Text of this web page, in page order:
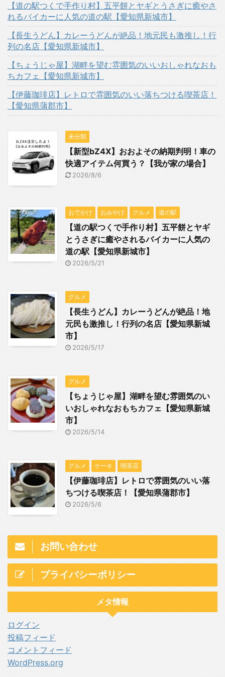
【道の駅つくで手作り村】五平餅とヤギとうさぎに癒やさ
れるバイカーに人気の道の駅【愛知県新城市】
【長生うどん】カレーうどんが絶品！地元民も激推し！行
列の名店【愛知県新城市】
【ちょうじゃ屋】湖畔を望む雰囲気のいいおしゃれなおも
ちカフェ【愛知県新城市】
【伊藤珈琲店】レトロで雰囲気のいい落ちつける喫茶店！
【愛知県蒲郡市】
未分類
【新型bZ4X】おおよその納期判明！車の
快適アイテム何買う？【我が家の場合】
2026/8/6
おでかけ おみやげ グルメ 道の駅
【道の駅つくで手作り村】五平餅とヤギ
とうさぎに癒やされるバイカーに人気の
道の駅【愛知県新城市】
2026/5/21
グルメ
【長生うどん】カレーうどんが絶品！地
元民も激推し！行列の名店【愛知県新城
市】
2026/5/17
グルメ
【ちょうじゃ屋】湖畔を望む雰囲気のい
いおしゃれなおもちカフェ【愛知県新城
市】
2026/5/14
グルメ ケーキ 喫茶店
【伊藤珈琲店】レトロで雰囲気のいい落
ちつける喫茶店！【愛知県蒲郡市】
2026/5/6
お問い合わせ
プライバシーポリシー
メタ情報
ログイン
投稿フィード
コメントフィード
WordPress.org